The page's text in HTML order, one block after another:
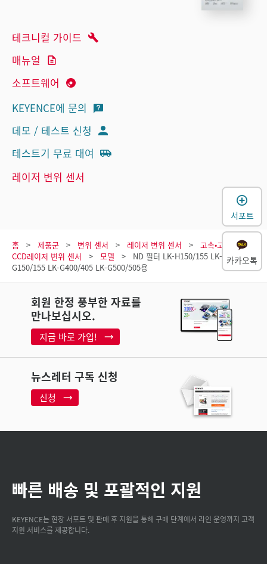
테크니컬 가이드
매뉴얼
소프트웨어
KEYENCE에 문의
데모 / 테스트 신청
테스트기 무료 대여
레이저 변위 센서
홈 제품군 변위 센서 레이저 변위 센서
고속•고정도
CCD레이저 변위 센서
모델
ND 필터 LK-H150/155 LK-
G150/155 LK-G400/405 LK-G500/505용
회원 한정 풍부한 자료를
만나보십시오.
지금 바로 가입!
뉴스레터 구독 신청
신청
빠른 배송 및 포괄적인 지원
KEYENCE는 현장 서포트 및 판매 후 지원을 통해 구매 단계에서 라인 운영까지 고객
지원 서비스를 제공합니다.
서포트
카카오톡